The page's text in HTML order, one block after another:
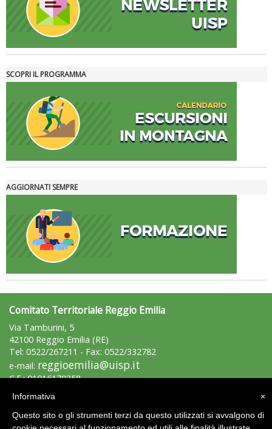
Tiziano Pesce nel Cda di Fondazione Terzjus: prima riunione a
SCOPRI IL PROGRAMMA
AGGIORNATI SEMPRE
Comitato Territoriale Reggio Emilia
Via Tamburini, 5
42100 Reggio Emilia (RE)
Tel: 0522/267211 - Fax: 0522/332782
e-mail: reggioemilia@uisp.it
C.F.: 91016170358
Area Riservata 2.0
×
Informativa
Questo sito o gli strumenti terzi da questo utilizzati si avvalgono di